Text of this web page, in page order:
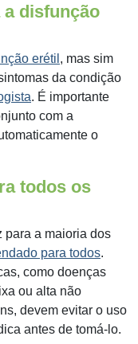
a disfunção
erétil , mas sim
da condição
. É importante
com a
o
todos os
para a maioria dos
para todos.
como doenças
ou alta não
devem evitar o uso
antes de tomá-lo.